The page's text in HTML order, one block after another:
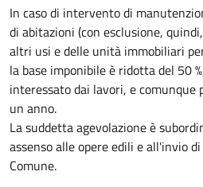
In caso di intervento di
di abitazioni (con esclusione,
altri usi e delle unità immobiliari
la base imponibile è ridotta del 50
interessato dai lavori, e comunque
un anno.
La suddetta agevolazione è
assenso alle opere edili e all'invio
Comune.